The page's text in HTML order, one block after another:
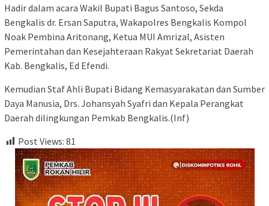
Hadir dalam acara Wakil Bupati Bagus Santoso, Sekda
Bengkalis dr. Ersan Saputra, Wakapolres Bengkalis Kompol
Noak Pembina Aritonang, Ketua MUI Amrizal, Asisten
Pemerintahan dan Kesejahteraan Rakyat Sekretariat Daerah
Kab. Bengkalis, Ed Efendi.
Kemudian Staf Ahli Bupati Bidang Kemasyarakatan dan Sumber
Daya Manusia, Drs. Johansyah Syafri dan Kepala Perangkat
Daerah dilingkungan Pemkab Bengkalis.(Inf)
Post Views: 81